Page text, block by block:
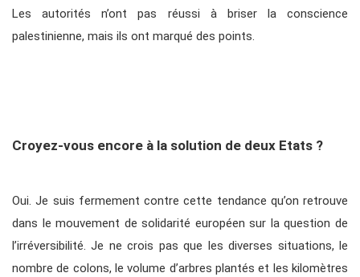
Les autorités n’ont pas réussi à briser la conscience
palestinienne, mais ils ont marqué des points.
Croyez-vous encore à la solution de deux Etats ?
Oui. Je suis fermement contre cette tendance qu’on retrouve
dans le mouvement de solidarité européen sur la question de
l’irréversibilité. Je ne crois pas que les diverses situations, le
nombre de colons, le volume d’arbres plantés et les kilomètres